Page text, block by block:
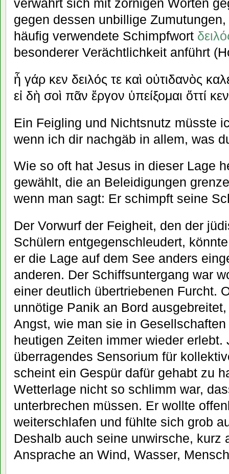
verwahrt sich mit zornigen Worten
gegen dessen unbillige
häufig verwendete Schimpfwort
besonderer Verächtlichkeit anführt
ἦ γάρ κεν δειλός τε καὶ οὐτιδανὸς
εἰ δὴ σοὶ πᾶν ἔργον ὑπείξομαι ὅττί
Ein Feigling und Nichtsnutz müsste
wenn ich dir nachgäb in allem, was
Wie so oft hat Jesus in dieser Lage
gewählt, die an Beleidigungen
wenn man sagt: Er schimpft seine
Der Vorwurf der Feigheit, den der
Schülern entgegenschleudert,
er die Lage auf dem See anders
anderen. Der Schiffsuntergang war
einer deutlich übertriebenen Furcht.
unnötige Panik an Bord
Angst, wie man sie in
heutigen Zeiten immer wieder erlebt.
überragendes Sensorium für
scheint ein Gespür dafür gehabt zu
Wetterlage nicht so schlimm war,
unterbrechen müssen. Er wollte
weiterschlafen und fühlte sich grob
Deshalb auch seine unwirsche, kurz
Ansprache an Wind, Wasser,